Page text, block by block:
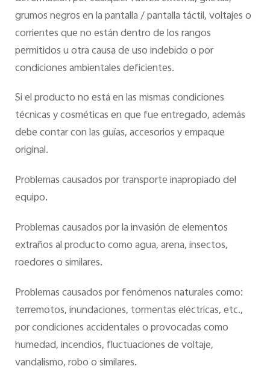
grumos negros en la pantalla / pantalla táctil, voltajes o
corrientes que no están dentro de los rangos
permitidos u otra causa de uso indebido o por
condiciones ambientales deficientes.
Si el producto no está en las mismas condiciones
técnicas y cosméticas en que fue entregado, además
debe contar con las guías, accesorios y empaque
original.
Problemas causados por transporte inapropiado del
equipo.
Problemas causados por la invasión de elementos
extraños al producto como agua, arena, insectos,
roedores o similares.
Problemas causados por fenómenos naturales como:
terremotos, inundaciones, tormentas eléctricas, etc.,
por condiciones accidentales o provocadas como
humedad, incendios, fluctuaciones de voltaje,
vandalismo, robo o similares.